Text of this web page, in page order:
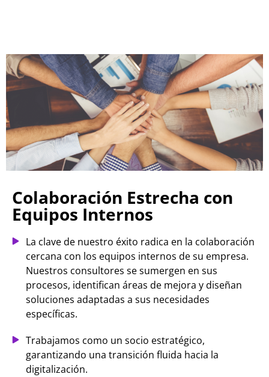
Colaboración Estrecha con
Equipos Internos
La clave de nuestro éxito radica en la colaboración
cercana con los equipos internos de su empresa.
Nuestros consultores se sumergen en sus
procesos, identifican áreas de mejora y diseñan
soluciones adaptadas a sus necesidades
específicas.
Trabajamos como un socio estratégico,
garantizando una transición fluida hacia la
digitalización.